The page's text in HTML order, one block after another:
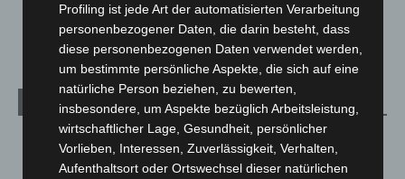
Maschpark
2. August 2026
Kategorien
Blaulicht
Corona-News
Profiling ist jede Art der automatisierten Verarbeitung
personenbezogener Daten, die darin besteht, dass
diese personenbezogenen Daten verwendet werden,
um bestimmte persönliche Aspekte, die sich auf eine
natürliche Person beziehen, zu bewerten,
insbesondere, um Aspekte bezüglich Arbeitsleistung,
wirtschaftlicher Lage, Gesundheit, persönlicher
Vorlieben, Interessen, Zuverlässigkeit, Verhalten,
Aufenthaltsort oder Ortswechsel dieser natürlichen